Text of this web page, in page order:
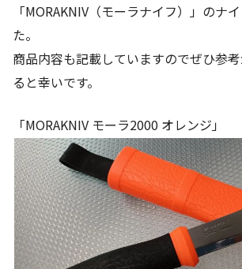
「MORAKNIV（モーラナイフ）」のナ
た。
商品内容も記載していますのでぜひ参
ると幸いです。
「MORAKNIV モーラ2000 オレンジ」